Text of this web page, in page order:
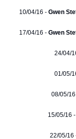
10/04/16 - Gwen
17/04/16 - Gwen
24/04/
01/05/
08/05/
15/05/16 -
22/05/16